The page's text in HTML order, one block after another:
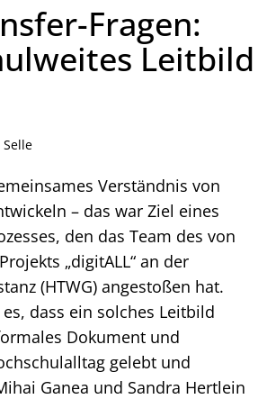
Fragen:
Leitbild
Selle
Verständnis von
– das war Ziel eines
den das Team des von
„digitALL“ an der
(HTWG) angestoßen hat.
dass ein solches Leitbild
Dokument und
gelebt und
Ganea und Sandra Hertlein